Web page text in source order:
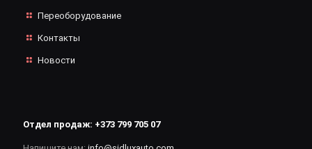
Переоборудование
Контакты
Новости
Отдел продаж: +373 799 705 07